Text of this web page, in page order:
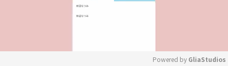
Powered by GliaStudios